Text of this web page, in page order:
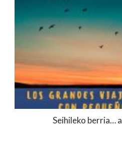
Seihileko berria…